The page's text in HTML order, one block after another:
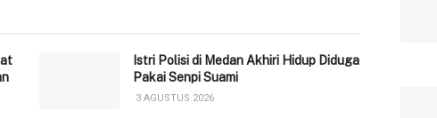
‎Istri Polisi di Medan Akhiri Hidup Diduga
Pakai Senpi Suami
3 AGUSTUS 2026